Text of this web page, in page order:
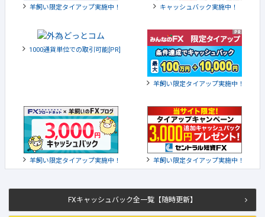
FXキャッシュバック全一覧【随時更新】
羊飼い限定タイアップ実施中！ キャッシュバック実施中！
1000通貨単位での取引可能[PR]
羊飼い限定タイアップ実施中！
羊飼い限定タイアップ実施中！ 羊飼い限定タイアップ実施中！